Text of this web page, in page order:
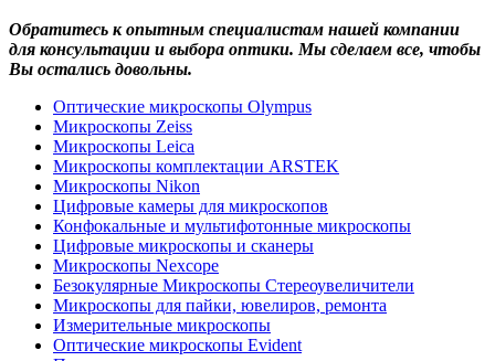
Обратитесь к опытным специалистам нашей компании
для консультации и выбора оптики. Мы сделаем все, чтобы
Вы остались довольны.
Оптические микроскопы Olympus
Микроскопы Zeiss
Микроскопы Leica
Микроскопы комплектации ARSTEK
Микроскопы Nikon
Цифровые камеры для микроскопов
Конфокальные и мультифотонные микроскопы
Цифровые микроскопы и сканеры
Микроскопы Nexcope
Безокулярные Микроскопы Стереоувеличители
Микроскопы для пайки, ювелиров, ремонта
Измерительные микроскопы
Оптические микроскопы Evident